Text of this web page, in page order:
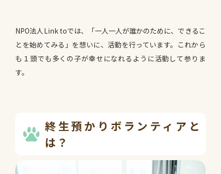
NPO法人Link toでは、「一人一人が誰かのために、できるこ
とを始めてみる」を想いに、活動を行っています。これから
も１頭でも多くの子が幸せになれるように活動して参りま
す。
終生預かりボランティアと
は？